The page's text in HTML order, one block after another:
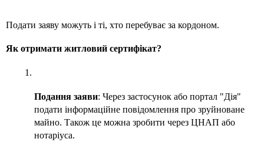
Подати заяву можуть і ті, хто перебуває за кордоном.
Як отримати житловий сертифікат?
Подання заяви: Через застосунок або портал "Дія"
подати інформаційне повідомлення про зруйноване
майно. Також це можна зробити через ЦНАП або
нотаріуса.